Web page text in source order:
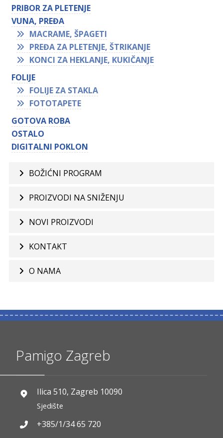
PRIBOR ZA PLETENJE
VUNA, PREĐA
MACRAME, ŠPAGETI
PREĐA ZA PLETENJE, ŠTRIKANJE
KONCI ZA HEKLANJE, KUKIČANJE
FOLIJE
FOLIJE ZA STAKLA
FOTOTAPETE
GOTOVA ROBA
OSTALO
DIGITALNI POKLON
BOŽIĆNI PROGRAM
PROIZVODI NA SNIŽENJU
NOVI PROIZVODI
KONTAKT
O NAMA
Pamigo Zagreb
Ilica 510, Zagreb 10090
Sjedište
+385/1/34 65 720